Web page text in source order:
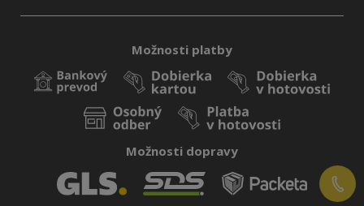
Možnosti platby
Možnosti dopravy